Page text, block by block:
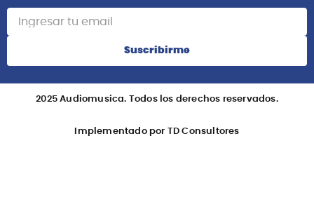
Suscribirme
2025 Audiomusica. Todos los derechos reservados.
Implementado por TD Consultores